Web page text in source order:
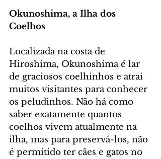
Okunoshima, a Ilha dos
Coelhos
Localizada na costa de
Hiroshima, Okunoshima é lar
de graciosos coelhinhos e atrai
muitos visitantes para conhecer
os peludinhos. Não há como
saber exatamente quantos
coelhos vivem atualmente na
ilha, mas para preservá-los, não
é permitido ter cães e gatos no